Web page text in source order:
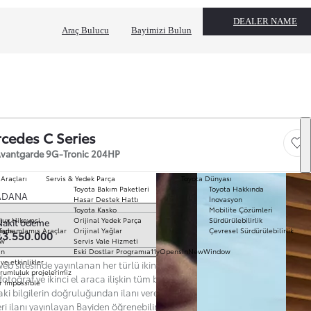
Araç Bulucu Bayimizi Bulun
DEALER NAME
Servis & Yedek Parça
Toyota Bakım Paketleri
Hasar Destek Hattı
Toyota Kasko
Orijinal Yedek Parça
Orijinal Yağlar
Servis Vale Hizmeti
Eski Dostlar Programıa11yOpensInNewWindow
Hikayesi
Araçlar
etkinlikler
projelerimiz
Impossible
Toyota Dünyası
Toyota Hakkında
İnovasyon
Mobilite Çözümleri
Sürdürülebilirlik
Çevresel Sürdürülebilirlik
C Series
9G-Tronic 204HP
seç ödeme
sitesinde yayınlanan her türlü ikinci el araç ilanına ilişkin açıklama,
ve ikinci el araca ilişkin tüm bilgiler ilanı yayınlayan Bayi’ye aittir.
bilgilerin doğruluğundan ilanı veren Bayi sorumludur. Güncel ve nihai
ilanı yayınlayan Bayiden öğrenebilirsiniz. Web Sitesi'nde yer alan